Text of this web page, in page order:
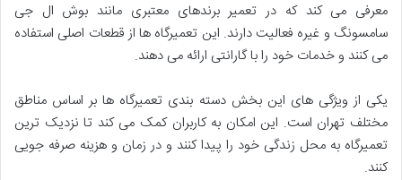
معرفی می‌ کند که در تعمیر برندهای معتبری مانند بوش ال ‌جی
سامسونگ و غیره فعالیت دارند. این تعمیرگاه ‌ها از قطعات اصلی استفاده
می ‌کنند و خدمات خود را با گارانتی ارائه می ‌دهند.
یکی از ویژگی ‌های این بخش دسته‌ بندی تعمیرگاه‌ ها بر اساس مناطق
مختلف تهران است. این امکان به کاربران کمک می ‌کند تا نزدیک‌ ترین
تعمیرگاه به محل زندگی خود را پیدا کنند و در زمان و هزینه صرفه ‌جویی
کنند.